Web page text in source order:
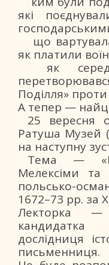
які
що
як платили
як
Поділля»
А тепер —
25 вересня
Ратуша Музей
на наступну
Тема —
Мелексіми та
польсько-
1672–73 рр. за
Лекторка —
кандидатка
дослідниця
письменниця.